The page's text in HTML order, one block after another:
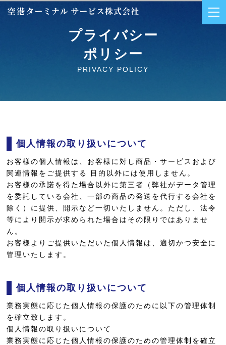
プライバシー
ポリシー
PRIVACY POLICY
個人情報の取り扱いについて
お客様の個人情報は、お客様に対し商品・サービスおよび
関連情報をご提供する 目的以外には使用しません。
お客様の承諾を得た場合以外に第三者（弊社がデータ管理
を委託している会社、一部の商品の発送を代行する会社を
除く）に提供、開示など一切いたしません。ただし、法令
等により開示が求められた場合はその限りではありませ
ん。
お客様よりご提供いただいた個人情報は、適切かつ安全に
管理いたします。
個人情報の取り扱いについて
業務実態に応じた個人情報の保護のために以下の管理体制
を確立致します。
個人情報の取り扱いについて
業務実態に応じた個人情報の保護のための管理体制を確立